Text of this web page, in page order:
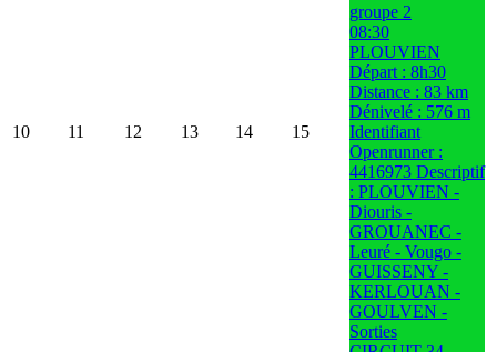
10 11 12 13 14 15
groupe 2
08:30
PLOUVIEN
Départ : 8h30
Distance : 83 km
Dénivelé : 576 m
Identifiant
Openrunner :
4416973 Descriptif
: PLOUVIEN -
Diouris -
GROUANEC -
Leuré - Vougo -
GUISSENY -
KERLOUAN -
GOULVEN -
Sorties